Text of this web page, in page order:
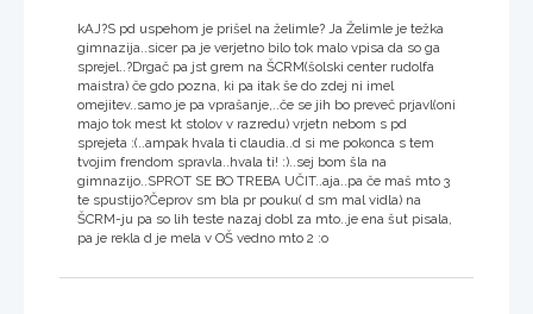
kAJ?S pd uspehom je prišel na želimle? Ja Želimle je težka
gimnazija..sicer pa je verjetno bilo tok malo vpisa da so ga
sprejel..?Drgač pa jst grem na ŠCRM(šolski center rudolfa
maistra) če gdo pozna, ki pa itak še do zdej ni imel
omejitev..samo je pa vprašanje,..če se jih bo preveč prjavl(oni
majo tok mest kt stolov v razredu) vrjetn nebom s pd
sprejeta :(..ampak hvala ti claudia..d si me pokonca s tem
tvojim frendom spravla..hvala ti! :)..sej bom šla na
gimnazijo..SPROT SE BO TREBA UČIT..aja..pa če maš mto 3
te spustijo?Čeprov sm bla pr pouku( d sm mal vidla) na
ŠCRM-ju pa so lih teste nazaj dobl za mto..je ena šut pisala,
pa je rekla d je mela v OŠ vedno mto 2 :o